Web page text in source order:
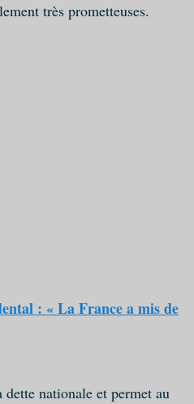
très prometteuses.
: « La France a mis de
nationale et permet au